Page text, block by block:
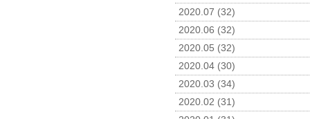
2020.07 (32)
2020.06 (32)
2020.05 (32)
2020.04 (30)
2020.03 (34)
2020.02 (31)